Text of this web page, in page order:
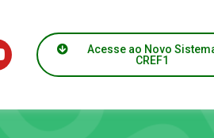
Acesse ao Novo
CREF1